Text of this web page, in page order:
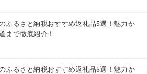
ふるさと納税おすすめ返礼品5選！魅力か
まで徹底紹介！
ふるさと納税おすすめ返礼品5選！魅力か